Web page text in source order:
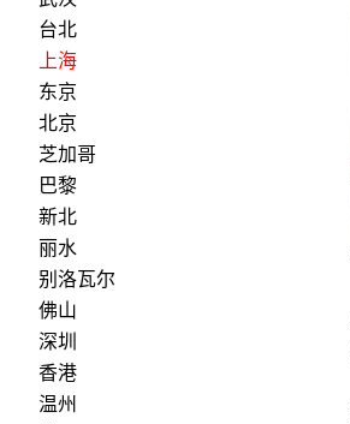
台北
上海
东京
北京
芝加哥
巴黎
新北
丽水
别洛瓦尔
佛山
深圳
香港
温州